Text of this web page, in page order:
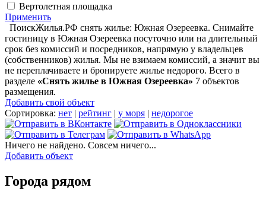
Вертолетная площадка
Применить
ПоискЖилья.РФ снять жилье: Южная Озереевка. Снимайте
гостиницу в Южная Озереевка посуточно или на длительный
срок без комиссий и посредников, напрямую у владельцев
(собственников) жилья. Мы не взимаем комиссий, а значит вы
не переплачиваете и бронируете жилье недорого. Всего в
разделе «Снять жилье в Южная Озереевка» 7 объектов
размещения.
Добавить свой объект
Сортировка: нет | рейтинг | у моря | недорогое
Ничего не найдено. Совсем ничего...
Добавить объект
Города рядом